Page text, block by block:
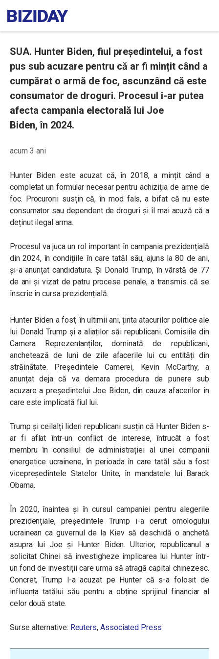
SUA. Hunter Biden, fiul președintelui, a fost
pus sub acuzare pentru că ar fi mințit când a
cumpărat o armă de foc, ascunzând că este
consumator de droguri. Procesul i-ar putea
afecta campania electorală lui Joe
Biden, în 2024.
acum 3 ani
Hunter Biden este acuzat că, în 2018, a mințit când a
completat un formular necesar pentru achiziția de arme de
foc. Procurorii susțin că, în mod fals, a bifat că nu este
consumator sau dependent de droguri și îl mai acuză că a
deținut ilegal arma.
Procesul va juca un rol important în campania prezidențială
din 2024, în condițiile în care tatăl său, ajuns la 80 de ani,
și-a anunțat candidatura. Și Donald Trump, în vârstă de 77
de ani și vizat de patru procese penale, a transmis că se
înscrie în cursa prezidențială.
Hunter Biden a fost, în ultimii ani, ținta atacurilor politice ale
lui Donald Trump și a aliaților săi republicani. Comisiile din
Camera Reprezentanților, dominată de republicani,
anchetează de luni de zile afacerile lui cu entități din
străinătate. Președintele Camerei, Kevin McCarthy, a
anunțat deja că va demara procedura de punere sub
acuzare a președintelui Joe Biden, din cauza afacerilor în
care este implicată fiul lui.
Trump și ceilalți lideri republicani susțin că Hunter Biden s-
ar fi aflat într-un conflict de interese, întrucât a fost
membru în consiliul de administrației al unei companii
energetice ucrainene, în perioada în care tatăl său a fost
vicepreședintele Statelor Unite, în mandatele lui Barack
Obama.
În 2020, înaintea și în cursul campaniei pentru alegerile
prezidențiale, președintele Trump i-a cerut omologului
ucrainean ca guvernul de la Kiev să deschidă o anchetă
asupra lui Joe și Hunter Biden. Ulterior, republicanul a
solicitat Chinei să investigheze implicarea lui Hunter într-
un fond de investiții care urma să atragă capital chinezesc.
Concret, Trump l-a acuzat pe Hunter că s-a folosit de
influența tatălui său pentru a obține sprijinul financiar al
celor două state.
Surse alternative: Reuters, Associated Press